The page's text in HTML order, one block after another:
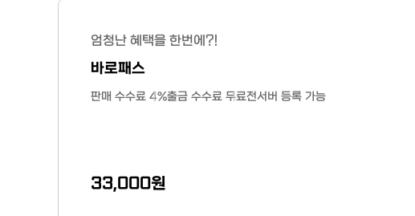
게
엄청난 혜택을 한번에?!
바로패스
판매 수수료 4%출금 수수료 무료전서버 등록 가능
33,000원